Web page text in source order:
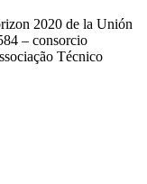
2020 de la Unión
– consorcio
Técnico